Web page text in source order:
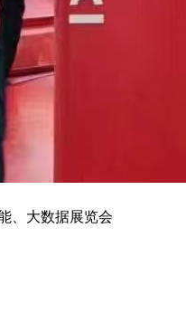
、大数据展览会